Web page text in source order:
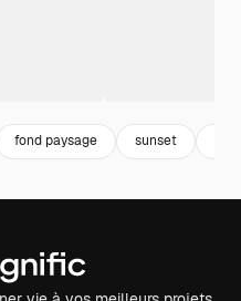
fond paysage sunset